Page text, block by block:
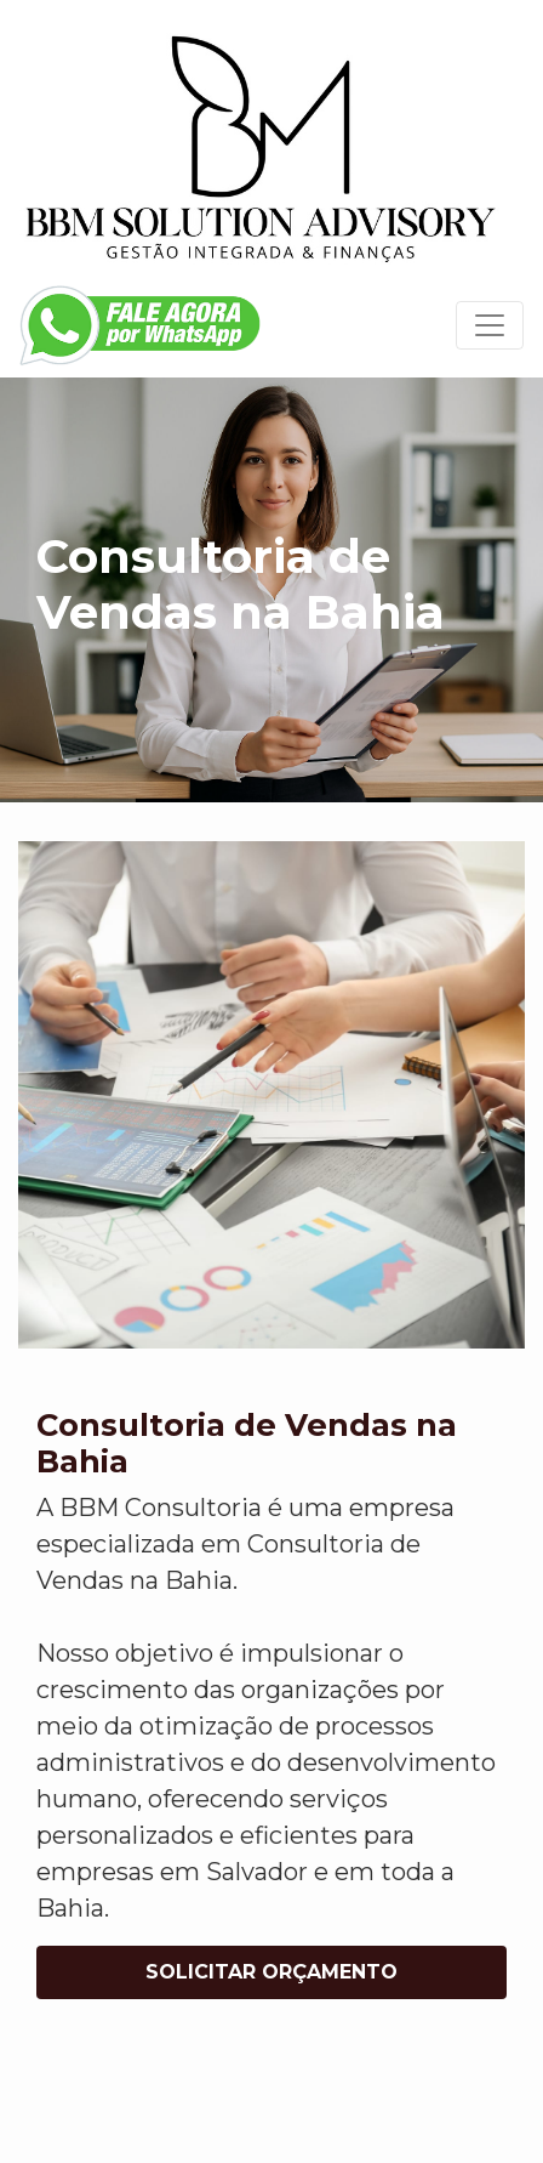
Consultoria de
Vendas na Bahia
Consultoria de Vendas na
Bahia
A BBM Consultoria é uma empresa
especializada em Consultoria de
Vendas na Bahia.
Nosso objetivo é impulsionar o
crescimento das organizações por
meio da otimização de processos
administrativos e do desenvolvimento
humano, oferecendo serviços
personalizados e eficientes para
empresas em Salvador e em toda a
Bahia.
SOLICITAR ORÇAMENTO